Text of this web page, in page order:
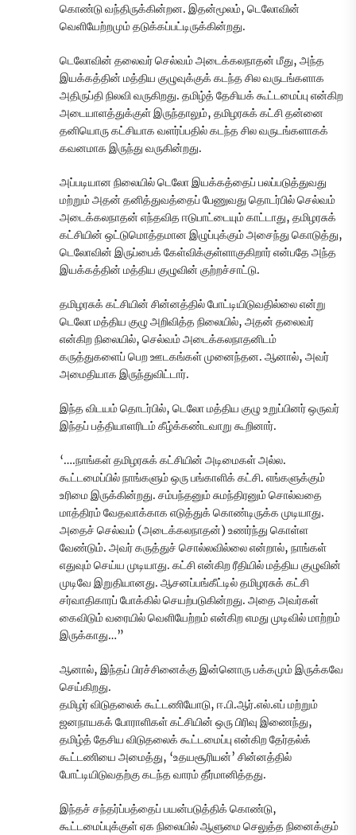
கொண்டு வந்திருக்கின்றன. இதன்மூலம், டெலோவின்
வெளியேற்றமும் தடுக்கப்பட்டிருக்கின்றது.
டெலோவின் தலைவர் செல்வம் அடைக்கலநாதன் மீது, அந்த
இயக்கத்தின் மத்திய குழுவுக்குக் கடந்த சில வருடங்களாக
அதிருப்தி நிலவி வருகிறது. தமிழ்த் தேசியக் கூட்டமைப்பு என்கிற
அடையாளத்துக்குள் இருந்தாலும், தமிழரசுக் கட்சி தன்னை
தனியொரு கட்சியாக வளர்ப்பதில் கடந்த சில வருடங்களாகக்
கவனமாக இருந்து வருகின்றது.
அப்படியான நிலையில் டெலோ இயக்கத்தைப் பலப்படுத்துவது
மற்றும் அதன் தனித்துவத்தைப் பேணுவது தொடர்பில் செல்வம்
அடைக்கலநாதன் எந்தவித ஈடுபாட்டையும் காட்டாது, தமிழரசுக்
கட்சியின் ஒட்டுமொத்தமான இழுப்புக்கும் அசைந்து கொடுத்து,
டெலோவின் இருப்பைக் கேள்விக்குள்ளாகுகிறார் என்பதே அந்த
இயக்கத்தின் மத்திய குழுவின் குற்றச்சாட்டு.
தமிழரசுக் கட்சியின் சின்னத்தில் போட்டியிடுவதில்லை என்று
டெலோ மத்திய குழு அறிவித்த நிலையில், அதன் தலைவர்
என்கிற நிலையில், செல்வம் அடைக்கலநாதனிடம்
கருத்துகளைப் பெற ஊடகங்கள் முனைந்தன. ஆனால், அவர்
அமைதியாக இருந்துவிட்டார்.
இந்த விடயம் தொடர்பில், டெலோ மத்திய குழு உறுப்பினர் ஒருவர்
இந்தப் பத்தியாளரிடம் கீழ்க்கண்டவாறு கூறினார்.
‘….நாங்கள் தமிழரசுக் கட்சியின் அடிமைகள் அல்ல.
கூட்டமைப்பில் நாங்களும் ஒரு பங்காளிக் கட்சி. எங்களுக்கும்
உரிமை இருக்கின்றது. சம்பந்தனும் சுமந்திரனும் சொல்வதை
மாத்திரம் வேதவாக்காக எடுத்துக் கொண்டிருக்க முடியாது.
அதைச் செல்வம் (அடைக்கலநாதன்) உணர்ந்து கொள்ள
வேண்டும். அவர் கருத்துச் சொல்லவில்லை என்றால், நாங்கள்
எதுவும் செய்ய முடியாது. கட்சி என்கிற ரீதியில் மத்திய குழுவின்
முடிவே இறுதியானது. ஆசனப்பங்கீட்டில் தமிழரசுக் கட்சி
சர்வாதிகாரப் போக்கில் செயற்படுகின்றது. அதை அவர்கள்
கைவிடும் வரையில் வெளியேற்றம் என்கிற எமது முடிவில் மாற்றம்
இருக்காது…”
ஆனால், இந்தப் பிரச்சினைக்கு இன்னொரு பக்கமும் இருக்கவே
செய்கிறது.
தமிழர் விடுதலைக் கூட்டணியோடு, ஈ.பி.ஆர்.எல்.எப் மற்றும்
ஜனநாயகக் போராளிகள் கட்சியின் ஒரு பிரிவு இணைந்து,
தமிழ்த் தேசிய விடுதலைக் கூட்டமைப்பு என்கிற தேர்தல்க்
கூட்டணியை அமைத்து, ‘உதயசூரியன்’ சின்னத்தில்
போட்டியிடுவதற்கு கடந்த வாரம் தீர்மானித்தது.
இந்தச் சந்தர்ப்பத்தைப் பயன்படுத்திக் கொண்டு,
கூட்டமைப்புக்குள் ஏக நிலையில் ஆளுமை செலுத்த நினைக்கும்